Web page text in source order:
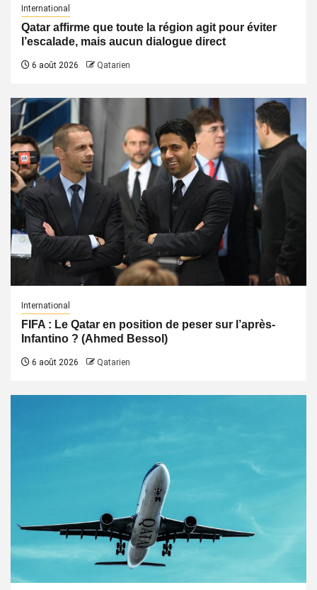
International
Qatar affirme que toute la région agit pour éviter
l’escalade, mais aucun dialogue direct
6 août 2026 Qatarien
International
FIFA : Le Qatar en position de peser sur l’après-
Infantino ? (Ahmed Bessol)
6 août 2026 Qatarien